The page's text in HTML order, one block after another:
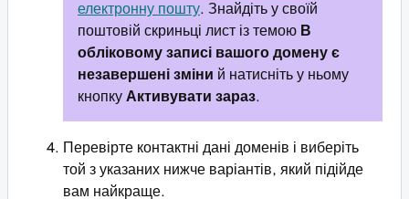
електронну пошту . Знайдіть у своїй
поштовій скриньці лист із темою В
обліковому записі вашого домену є
незавершені зміни й натисніть у ньому
кнопку Активувати зараз
Перевірте контактні дані доменів і виберіть
той з указаних нижче варіантів, який підійде
вам найкраще.